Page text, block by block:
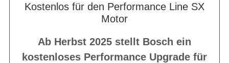
Kostenlos für den Performance Line SX
Motor
Ab Herbst 2025 stellt Bosch ein
kostenloses Performance Upgrade für